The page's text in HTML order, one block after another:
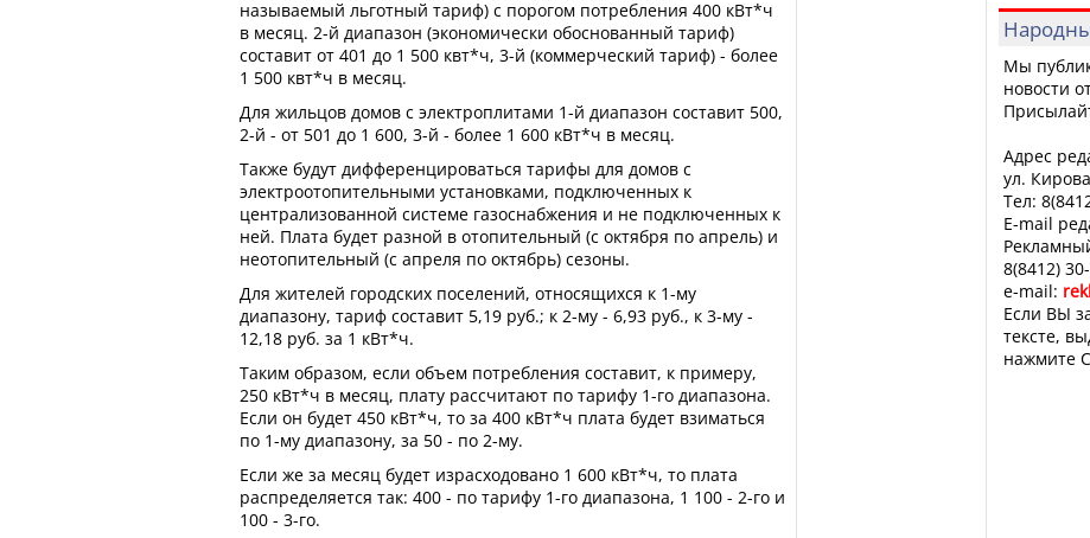
называемый льготный тариф) с порогом потребления 400 кВт*ч
в месяц. 2-й диапазон (экономически обоснованный тариф)
составит от 401 до 1 500 квт*ч, 3-й (коммерческий тариф) - более
1 500 квт*ч в месяц.
Для жильцов домов с электроплитами 1-й диапазон составит 500,
2-й - от 501 до 1 600, 3-й - более 1 600 кВт*ч в месяц.
Также будут дифференцироваться тарифы для домов с
электроотопительными установками, подключенных к
централизованной системе газоснабжения и не подключенных к
ней. Плата будет разной в отопительный (с октября по апрель) и
неотопительный (с апреля по октябрь) сезоны.
Для жителей городских поселений, относящихся к 1-му
диапазону, тариф составит 5,19 руб.; к 2-му - 6,93 руб., к 3-му -
12,18 руб. за 1 кВт*ч.
Таким образом, если объем потребления составит, к примеру,
250 кВт*ч в месяц, плату рассчитают по тарифу 1-го диапазона.
Если он будет 450 кВт*ч, то за 400 кВт*ч плата будет взиматься
по 1-му диапазону, за 50 - по 2-му.
Если же за месяц будет израсходовано 1 600 кВт*ч, то плата
распределяется так: 400 - по тарифу 1-го диапазона, 1 100 - 2-го и
100 - 3-го.
Мы
новости
Адрес
ул.
Тел:
E-mail
8(8412)
e-mail:
Если ВЫ
тексте,
нажмите